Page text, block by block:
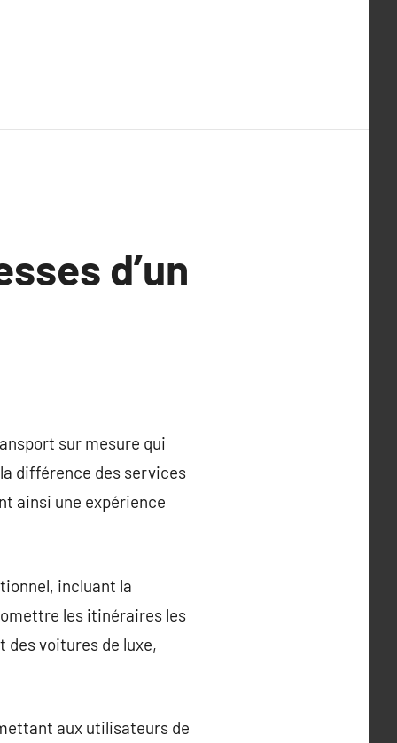
d’un
sur mesure qui
différence des services
ainsi une expérience
incluant la
les itinéraires les
des voitures de luxe,
aux utilisateurs de